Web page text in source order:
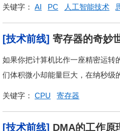
关键字： AI PC 人工智能技术
[技术前线] 寄存器的奇妙
如果你把计算机比作一座精密运转
们体积微小却能量巨大，在纳秒级
关键字： CPU 寄存器
[技术前线] DMA的工作原